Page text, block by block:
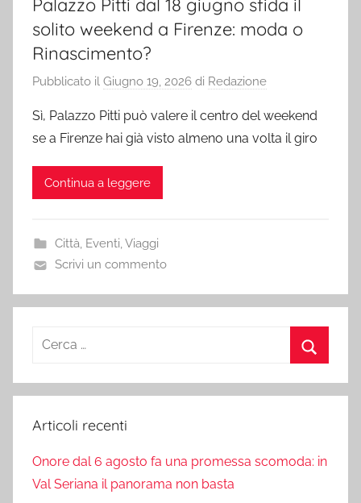
Palazzo Pitti dal 18 giugno sfida il
solito weekend a Firenze: moda o
Rinascimento?
Pubblicato il Giugno 19, 2026 di Redazione
Sì, Palazzo Pitti può valere il centro del weekend
se a Firenze hai già visto almeno una volta il giro
Continua a leggere
Città, Eventi,Viaggi
Scrivi un commento
Ricerca
Articoli recenti
Onore dal 6 agosto fa una promessa scomoda: in
Val Seriana il panorama non basta